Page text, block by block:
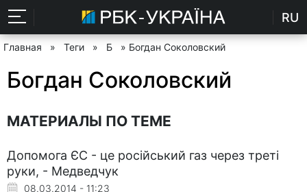
RU
Главная » Теги » Б » Богдан Соколовский
Богдан Соколовский
МАТЕРИАЛЫ ПО ТЕМЕ
Допомога ЄС - це російський газ через треті
руки, - Медведчук
08.03.2014 - 11:23